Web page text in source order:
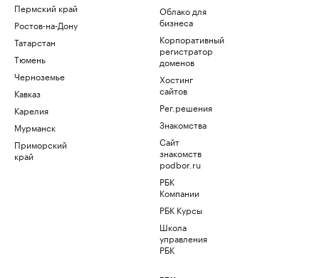
Пермский край
Ростов-на-Дону
Татарстан
Тюмень
Черноземье
Кавказ
Карелия
Мурманск
Приморский
край
Облако для
бизнеса
Корпоративный
регистратор
доменов
Хостинг
сайтов
Рег.решения
Знакомства
Сайт
знакомств
podbor.ru
РБК
Компании
РБК Курсы
Школа
управления
РБК